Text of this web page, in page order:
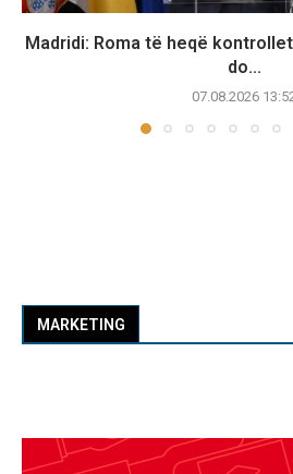
Madridi: Roma të heqë
do...
07.08.2026
MARKETING